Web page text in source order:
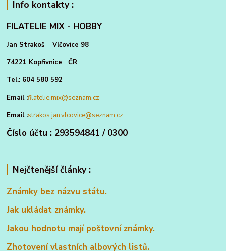
Info kontakty :
FILATELIE MIX - HOBBY
Jan Strakoš Vlčovice 98
74221 Kopřivnice ČR
Tel.: 604 580 592
Email :filatelie.mix@seznam.cz
Email :strakos.jan.vlcovice@seznam.cz
Číslo účtu : 293594841 / 0300
Nejčtenější články :
Známky bez názvu státu.
Jak ukládat známky.
Jakou hodnotu mají poštovní známky.
Zhotovení vlastních albových listů.